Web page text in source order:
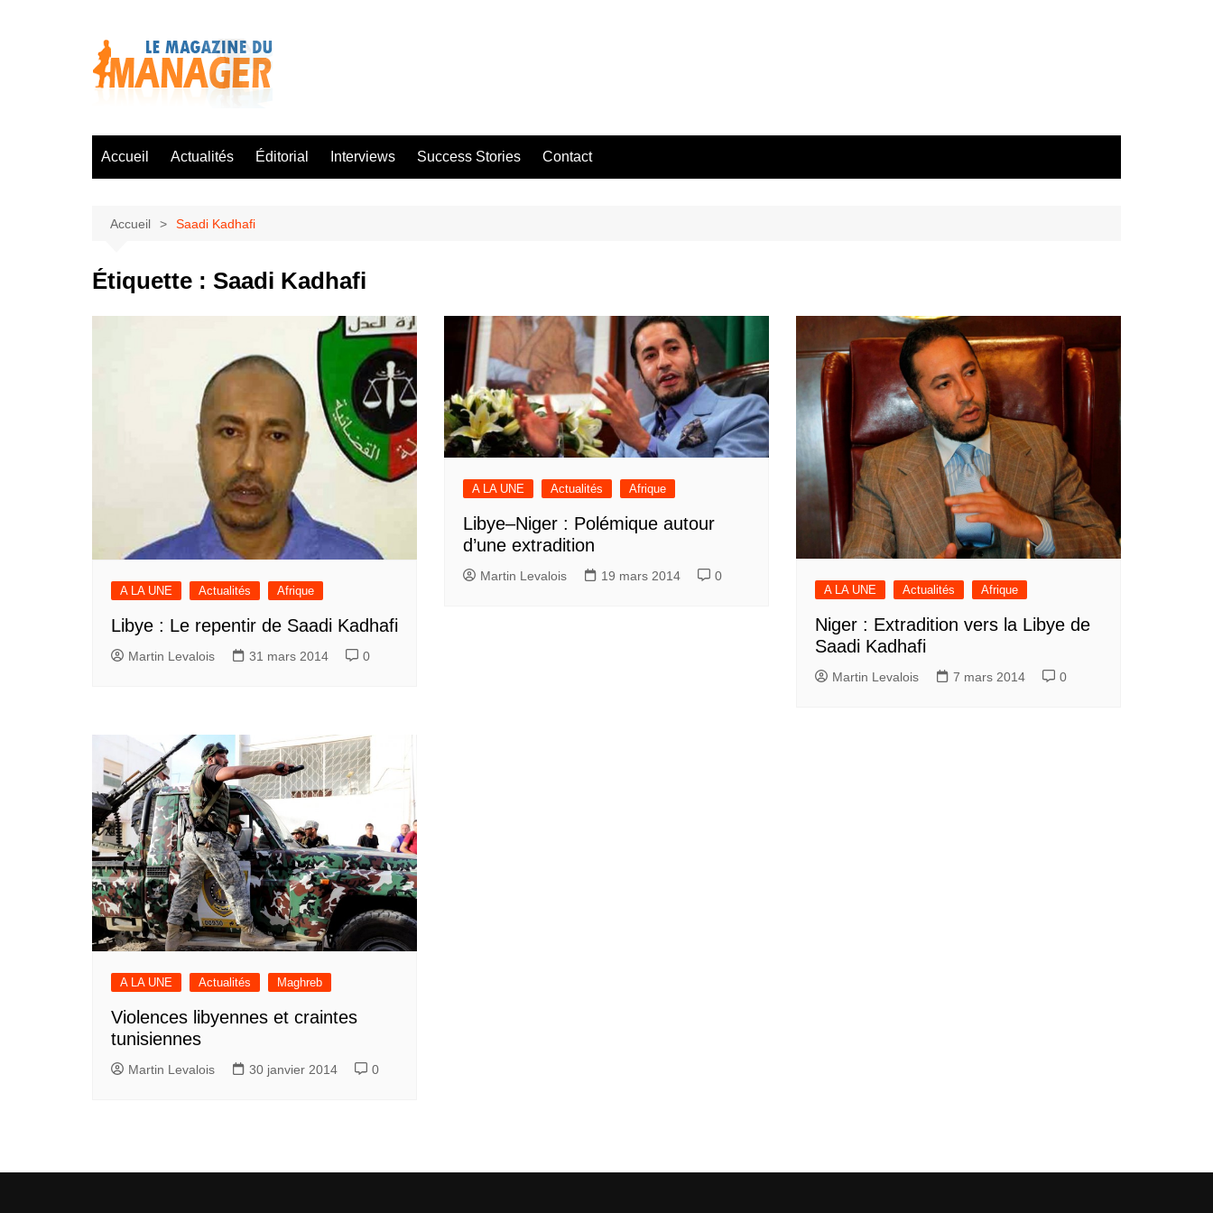
Accueil Actualités Éditorial Interviews Success Stories Contact
Accueil Saadi Kadhafi
Étiquette : Saadi Kadhafi
A LA UNE Actualités Afrique
Libye : Le repentir de Saadi Kadhafi
Martin Levalois 31 mars 2014 0
A LA UNE Actualités Afrique
Libye–Niger : Polémique autour
d’une extradition
Martin Levalois 19 mars 2014 0
A LA UNE Actualités Afrique
Niger : Extradition vers la Libye de
Saadi Kadhafi
Martin Levalois 7 mars 2014 0
A LA UNE Actualités Maghreb
Violences libyennes et craintes
tunisiennes
Martin Levalois 30 janvier 2014 0